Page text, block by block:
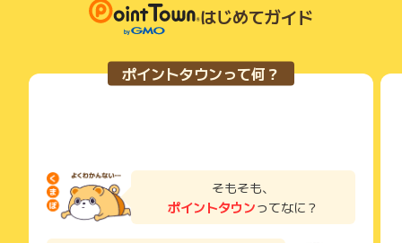
はじめてガイド
ポイントタウンって何？
そもそも、
ポイントタウンってなに？